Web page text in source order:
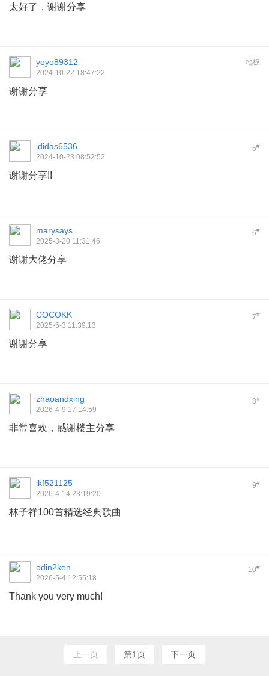
太好了，谢谢分享
地板
yoyo89312
2024-10-22 18:47:22
谢谢分享
5#
ididas6536
2024-10-23 08:52:52
谢谢分享!!
6#
marysays
2025-3-20 11:31:46
谢谢大佬分享
7#
COCOKK
2025-5-3 11:39:13
谢谢分享
8#
zhaoandxing
2026-4-9 17:14:59
非常喜欢，感谢楼主分享
9#
lkf521125
2026-4-14 23:19:20
林子祥100首精选经典歌曲
10#
odin2ken
2026-5-4 12:55:18
Thank you very much!
上一页 第1页 下一页